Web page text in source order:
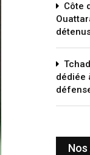
Côte
dédiée